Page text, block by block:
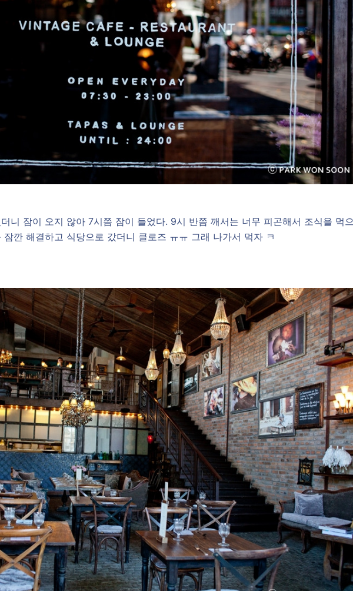
니 잠이 오지 않아 7시쯤 잠이 들었다. 9시 반쯤 깨서는 너무 피곤해서 조식을 먹
깐 해결하고 식당으로 갔더니 클로즈 ㅠㅠ 그래 나가서 먹자 ㅋ